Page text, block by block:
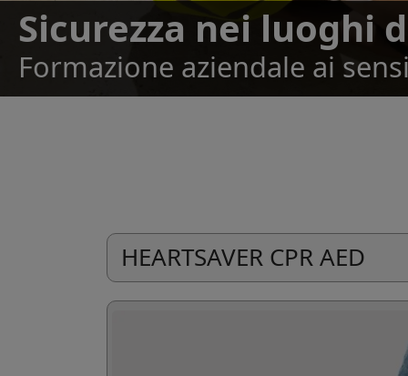
Sicurezza nei luoghi
Formazione aziendale ai
HEARTSAVER CPR AED